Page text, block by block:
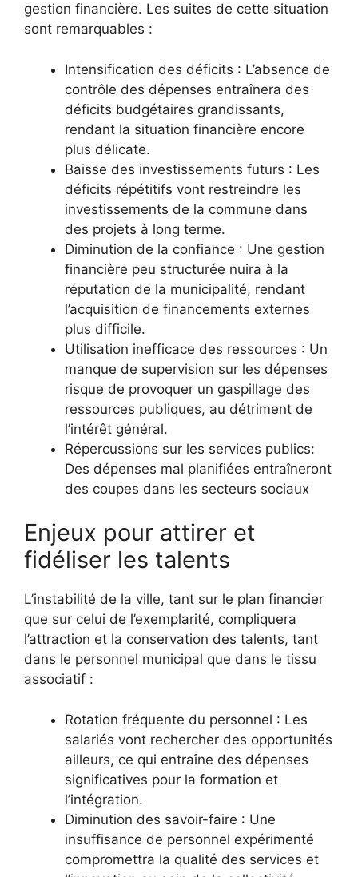
gestion financière. Les suites de cette situation
sont remarquables :
Intensification des déficits : L’absence de
contrôle des dépenses entraînera des
déficits budgétaires grandissants,
rendant la situation financière encore
plus délicate.
Baisse des investissements futurs : Les
déficits répétitifs vont restreindre les
investissements de la commune dans
des projets à long terme.
Diminution de la confiance : Une gestion
financière peu structurée nuira à la
réputation de la municipalité, rendant
l’acquisition de financements externes
plus difficile.
Utilisation inefficace des ressources : Un
manque de supervision sur les dépenses
risque de provoquer un gaspillage des
ressources publiques, au détriment de
l’intérêt général.
Répercussions sur les services publics:
Des dépenses mal planifiées entraîneront
des coupes dans les secteurs sociaux
Enjeux pour attirer et
fidéliser les talents
L’instabilité de la ville, tant sur le plan financier
que sur celui de l’exemplarité, compliquera
l’attraction et la conservation des talents, tant
dans le personnel municipal que dans le tissu
associatif :
Rotation fréquente du personnel : Les
salariés vont rechercher des opportunités
ailleurs, ce qui entraîne des dépenses
significatives pour la formation et
l’intégration.
Diminution des savoir-faire : Une
insuffisance de personnel expérimenté
compromettra la qualité des services et